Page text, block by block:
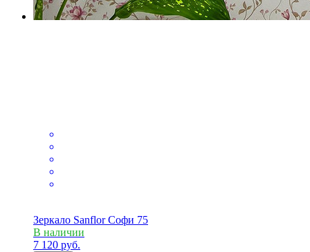
Зеркало Sanflor Софи 75
В наличии
7 120 руб.